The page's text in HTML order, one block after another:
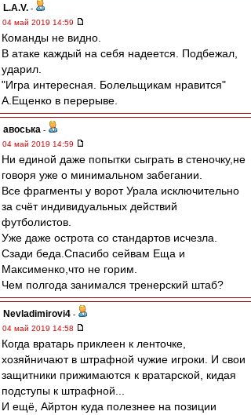
L.А.V. -
04 май 2019 14:59
Команды не видно.
В атаке каждый на себя надеется. Подбежал,
ударил.
"Игра интересная. Болельщикам нравится"
А.Ещенко в перерыве.
авоська -
04 май 2019 14:59
Ни единой даже попытки сыграть в стеночку,не
говоря уже о минимальном забегании.
Все фрагменты у ворот Урала исключительно
за счёт индивидуальных действий
футболистов.
Уже даже острота со стандартов исчезла.
Сзади беда.Спасибо сейвам Еща и
Максименко,что не горим.
Чем полгода занимался тренерский штаб?
Nevladimirovi4 -
04 май 2019 14:58
Когда вратарь приклеен к ленточке,
хозяйничают в штрафной чужие игроки. И свои
защитники прижимаются к вратарской, кидая
подступы к штрафной...
И ещё, Айртон куда полезнее на позиции